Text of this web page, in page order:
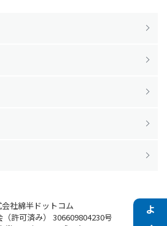
会社綿半ドットコム
許可済み） 306609804230号